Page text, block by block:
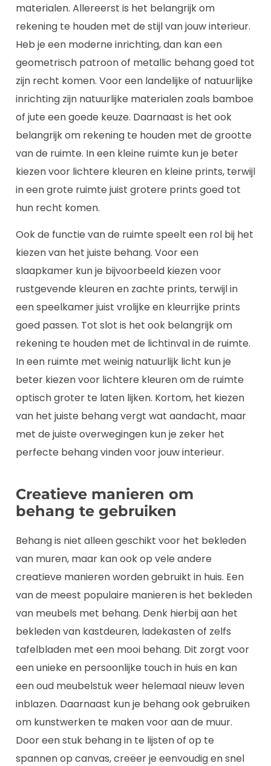
materialen. Allereerst is het belangrijk om
rekening te houden met de stijl van jouw interieur.
Heb je een moderne inrichting, dan kan een
geometrisch patroon of metallic behang goed tot
zijn recht komen. Voor een landelijke of natuurlijke
inrichting zijn natuurlijke materialen zoals bamboe
of jute een goede keuze. Daarnaast is het ook
belangrijk om rekening te houden met de grootte
van de ruimte. In een kleine ruimte kun je beter
kiezen voor lichtere kleuren en kleine prints, terwijl
in een grote ruimte juist grotere prints goed tot
hun recht komen.
Ook de functie van de ruimte speelt een rol bij het
kiezen van het juiste behang. Voor een
slaapkamer kun je bijvoorbeeld kiezen voor
rustgevende kleuren en zachte prints, terwijl in
een speelkamer juist vrolijke en kleurrijke prints
goed passen. Tot slot is het ook belangrijk om
rekening te houden met de lichtinval in de ruimte.
In een ruimte met weinig natuurlijk licht kun je
beter kiezen voor lichtere kleuren om de ruimte
optisch groter te laten lijken. Kortom, het kiezen
van het juiste behang vergt wat aandacht, maar
met de juiste overwegingen kun je zeker het
perfecte behang vinden voor jouw interieur.
Creatieve manieren om
behang te gebruiken
Behang is niet alleen geschikt voor het bekleden
van muren, maar kan ook op vele andere
creatieve manieren worden gebruikt in huis. Een
van de meest populaire manieren is het bekleden
van meubels met behang. Denk hierbij aan het
bekleden van kastdeuren, ladekasten of zelfs
tafelbladen met een mooi behang. Dit zorgt voor
een unieke en persoonlijke touch in huis en kan
een oud meubelstuk weer helemaal nieuw leven
inblazen. Daarnaast kun je behang ook gebruiken
om kunstwerken te maken voor aan de muur.
Door een stuk behang in te lijsten of op te
spannen op canvas, creëer je eenvoudig en snel